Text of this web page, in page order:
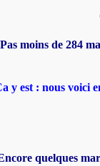
Pas moins de 284
y est : nous voici
quelques